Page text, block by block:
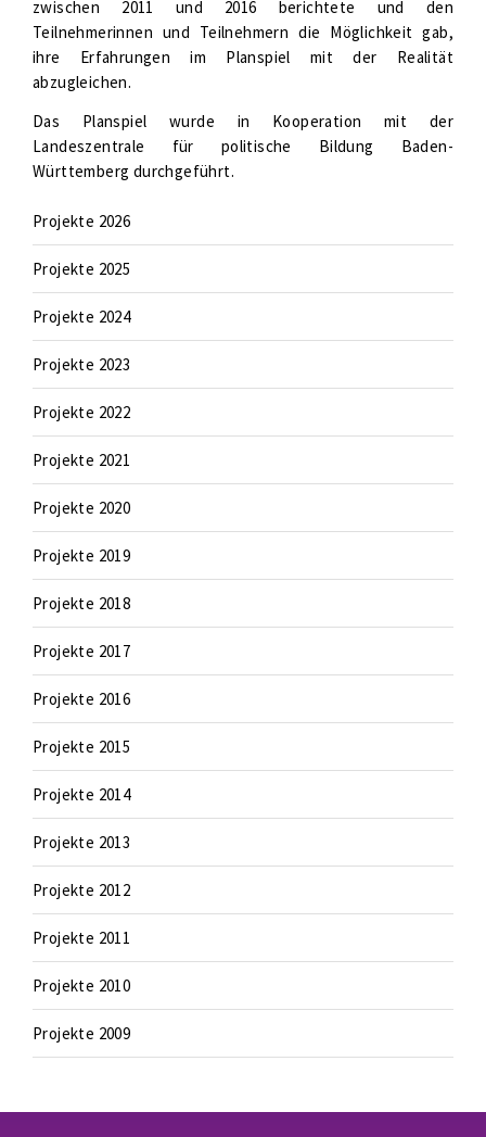
zwischen 2011 und 2016 berichtete und den
Teilnehmerinnen und Teilnehmern die Möglichkeit gab,
ihre Erfahrungen im Planspiel mit der Realität
abzugleichen.
Das Planspiel wurde in Kooperation mit der
Landeszentrale für politische Bildung Baden-
Württemberg durchgeführt.
Projekte 2026
Projekte 2025
Projekte 2024
Projekte 2023
Projekte 2022
Projekte 2021
Projekte 2020
Projekte 2019
Projekte 2018
Projekte 2017
Projekte 2016
Projekte 2015
Projekte 2014
Projekte 2013
Projekte 2012
Projekte 2011
Projekte 2010
Projekte 2009